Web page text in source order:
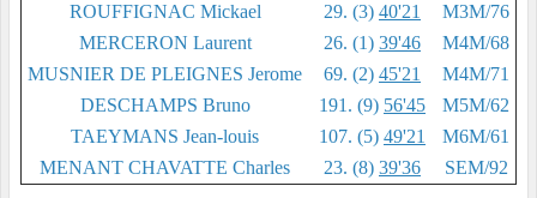
ROUFFIGNAC Mickael
29. (3) 40'21
M3M/76
MERCERON Laurent
26. (1) 39'46
M4M/68
MUSNIER DE PLEIGNES Jerome
69. (2) 45'21
M4M/71
DESCHAMPS Bruno
191. (9) 56'45
M5M/62
TAEYMANS Jean-louis
107. (5) 49'21
M6M/61
MENANT CHAVATTE Charles
23. (8) 39'36 SEM/92